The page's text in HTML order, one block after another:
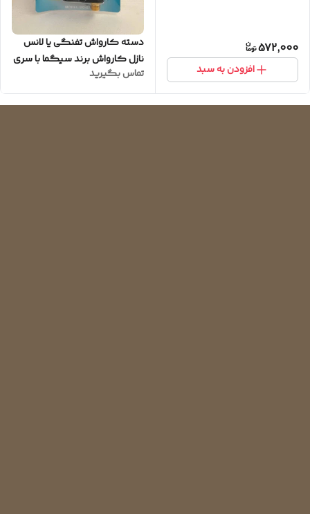
572,000
افزودن به سبد
دسته کارواش تفنگی یا لانس
نازل کارواش برند سیگما با سری
برنجی درجه یک
تماس بگیرید